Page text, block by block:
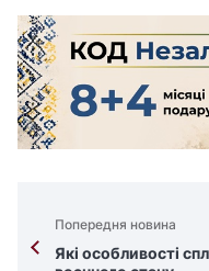
Попередня новина
Які особливості